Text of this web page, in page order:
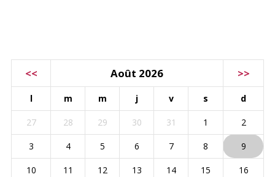
<< Août 2026 >>
l m m j v s d
27 28 29 30 31 1 2
3 4 5 6 7 8 9
10 11 12 13 14 15 16